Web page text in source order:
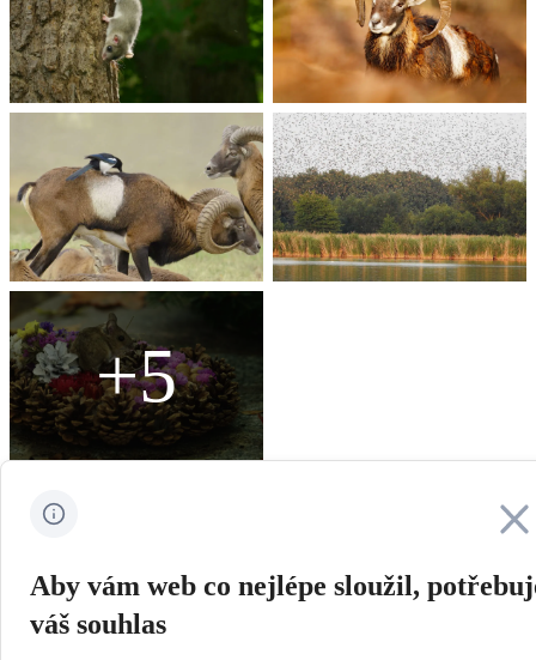
+5
4/8/2022-31/12/2030
ZEMĚ A ROK
Česko, 2021
Aby vám web co nejlépe sloužil,
váš souhlas